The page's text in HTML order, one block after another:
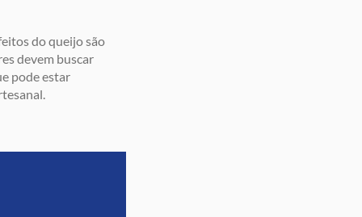
do queijo são
devem buscar
pode estar